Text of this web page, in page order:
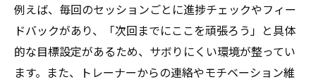
例えば、毎回のセッションごとに進捗チェックやフィー
ドバックがあり、「次回までにここを頑張ろう」と具体
的な目標設定があるため、サボりにくい環境が整ってい
ます。また、トレーナーからの連絡やモチベーション維